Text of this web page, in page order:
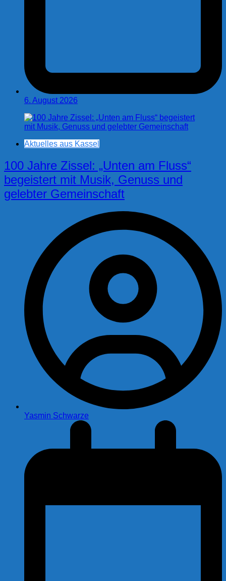
6. August 2026
Aktuelles aus Kassel
100 Jahre Zissel: „Unten am Fluss“
begeistert mit Musik, Genuss und
gelebter Gemeinschaft
Yasmin Schwarze